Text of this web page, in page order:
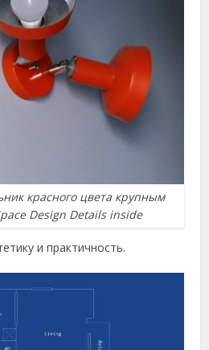
красного цвета крупным
Design Details inside
и практичность.